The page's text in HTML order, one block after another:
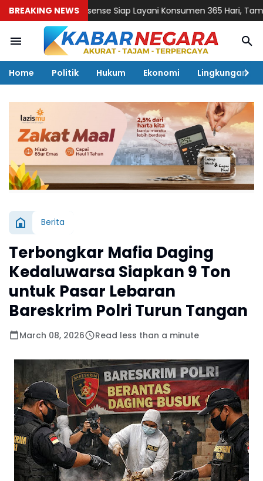
BREAKING NEWS
Hisense Siap Layani Konsumen 365 Hari, Tambah
Home Politik Hukum Ekonomi Lingkungan
Berita
Terbongkar Mafia Daging
Kedaluwarsa Siapkan 9 Ton
untuk Pasar Lebaran
Bareskrim Polri Turun Tangan
March 08, 2026 Read less than a minute